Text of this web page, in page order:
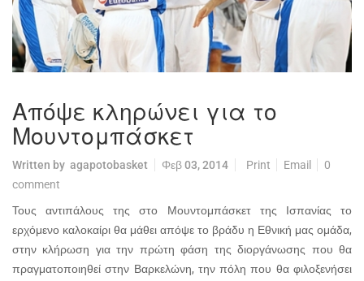
Απόψε κληρώνει για το
Μουντομπάσκετ
Written by agapotobasket Φεβ 03, 2014 Print Email
0
comment
Τους αντιπάλους της στο Μουντομπάσκετ της Ισπανίας το
ερχόμενο καλοκαίρι θα μάθει απόψε το βράδυ η Εθνική μας ομάδα,
στην κλήρωση για την πρώτη φάση της διοργάνωσης που θα
πραγματοποιηθεί στην Βαρκελώνη, την πόλη που θα φιλοξενήσει